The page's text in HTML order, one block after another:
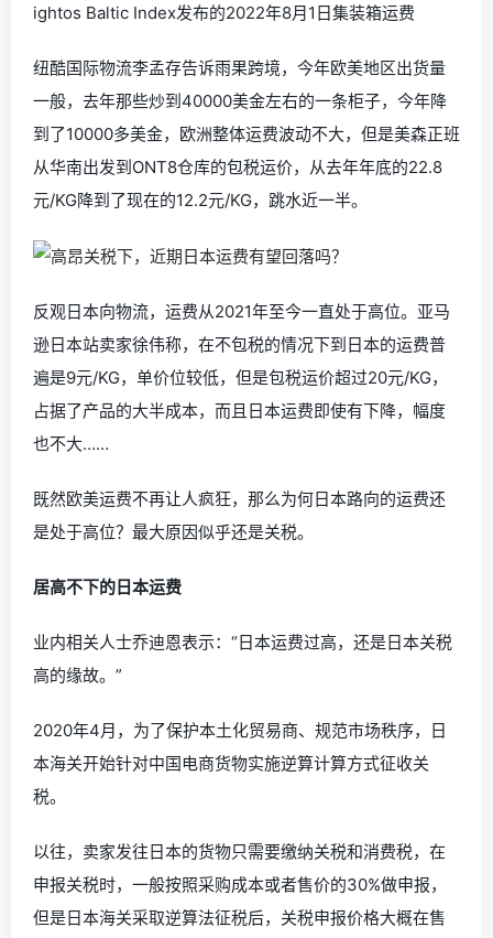
ightos Baltic Index发布的2022年8月1日集装箱运费
纽酷国际物流李孟存告诉雨果跨境，今年欧美地区出货量
一般，去年那些炒到40000美金左右的一条柜子，今年降
到了10000多美金，欧洲整体运费波动不大，但是美森正班
从华南出发到ONT8仓库的包税运价，从去年年底的22.8
元/KG降到了现在的12.2元/KG，跳水近一半。
反观日本向物流，运费从2021年至今一直处于高位。 亚马
逊日本站卖家徐伟称，在不包税的情况下到日本的运费普
遍是9元/KG，单价位较低，但是包税运价超过20元/KG，
占据了产品的大半成本，而且日本运费即使有下降，幅度
也不大……
既然欧美运费不再让人疯狂，那么为何日本路向的运费还
是处于高位？最大原因似乎还是关税。
居高不下的日本运费
业内相关人士乔迪恩表示：“日本运费过高，还是日本关税
高的缘故。”
2020年4月，为了保护本土化贸易商、规范市场秩序，日
本海关开始针对中国电商货物实施逆算计算方式征收关
税。
以往，卖家发往日本的货物只需要缴纳关税和消费税，在
申报关税时，一般按照采购成本或者售价的30%做申报，
但是日本海关采取逆算法征税后，关税申报价格大概在售